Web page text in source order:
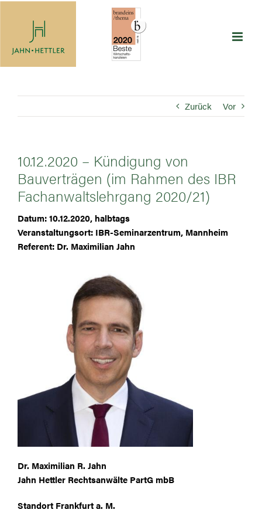
Zurück Vor
10.12.2020 – Kündigung von
Bauverträgen (im Rahmen des IBR
Fachanwaltslehrgang 2020/21)
Datum: 10.12.2020, halbtags
Veranstaltungsort: IBR-Seminarzentrum, Mannheim
Referent: Dr. Maximilian Jahn
Dr. Maximilian R. Jahn
Jahn Hettler Rechtsanwälte PartG mbB
Standort Frankfurt a. M.